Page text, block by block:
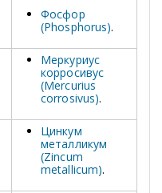
Фосфор
(Phosphorus).
Меркуриус
корросивус
(Mercurius
corrosivus).
Цинкум
металликум
(Zincum
metallicum).